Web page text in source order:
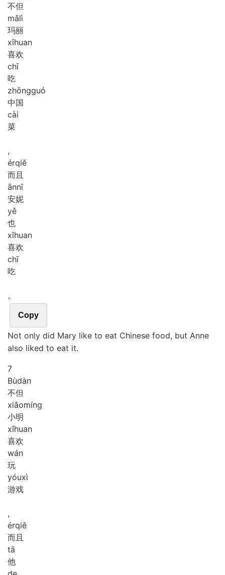
不但
mǎlì
玛丽
xǐhuan
喜欢
chī
吃
zhōngguó
中国
cài
菜
,
érqiě
而且
ānnī
安妮
yě
也
xǐhuan
喜欢
chī
吃
。
Copy
Not only did Mary like to eat Chinese food, but Anne
also liked to eat it.
7
Bùdàn
不但
xiǎomíng
小明
xǐhuan
喜欢
wán
玩
yóuxì
游戏
,
érqiě
而且
tā
他